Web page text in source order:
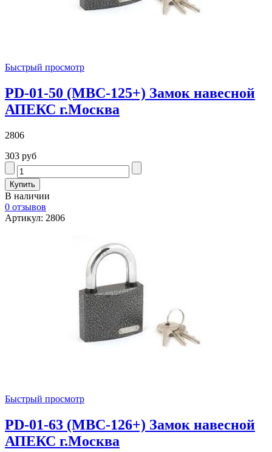
Быстрый просмотр
PD-01-50 (МВС-125+) Замок навесной
АПЕКС г.Москва
2806
303 руб
В наличии
0 отзывов
Артикул: 2806
Быстрый просмотр
PD-01-63 (МВС-126+) Замок навесной
АПЕКС г.Москва